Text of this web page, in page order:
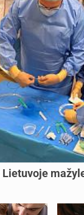
Lietuvoje